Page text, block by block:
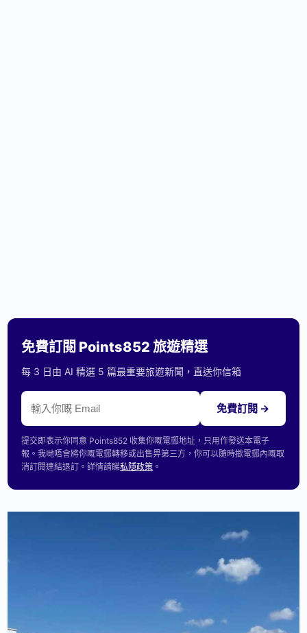
免費訂閱 Points852 旅遊精選
每 3 日由 AI 精選 5 篇最重要旅遊新聞，直送你信箱
免費訂閱 →
提交即表示你同意 Points852 收集你嘅電郵地址，只用作發送本電子
報。我哋唔會將你嘅電郵轉移或出售畀第三方，你可以隨時撳電郵內嘅取
消訂閱連結退訂。詳情請睇私隱政策 。